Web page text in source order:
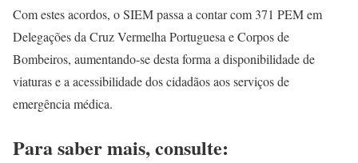
Com estes acordos, o SIEM passa a contar com 371 PEM em
Delegações da Cruz Vermelha Portuguesa e Corpos de
Bombeiros, aumentando-se desta forma a disponibilidade de
viaturas e a acessibilidade dos cidadãos aos serviços de
emergência médica.
Para saber mais, consulte: